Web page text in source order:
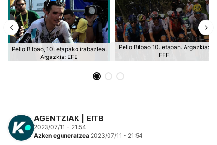
Kirol gehiago
"Helmuga"
Pello Bilbao, 10. etapako irabazlea.
Argazkia: EFE
Pello Bilbao 10. etapan. Argazkia:
EFE
AGENTZIAK | EITB
2023/07/11 - 21:54
Azken eguneratzea 2023/07/11 - 21:54